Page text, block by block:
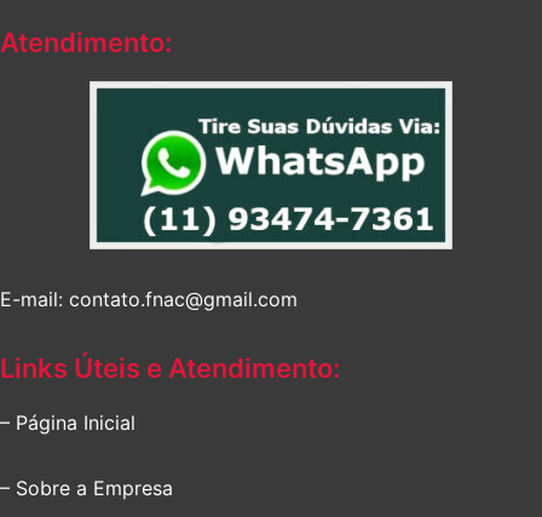
Atendimento:
E-mail: contato.fnac@gmail.com
Links Úteis e Atendimento:
– Página Inicial
– Sobre a Empresa